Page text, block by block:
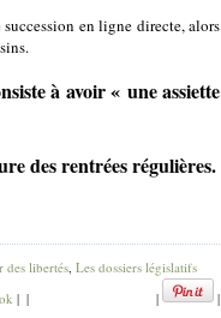
en ligne directe, alors
à avoir « une assiette
des rentrées régulières.
des libertés, Les dossiers législatifs
| | |
|